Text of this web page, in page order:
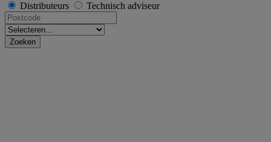
Distributeurs
Technisch adviseur